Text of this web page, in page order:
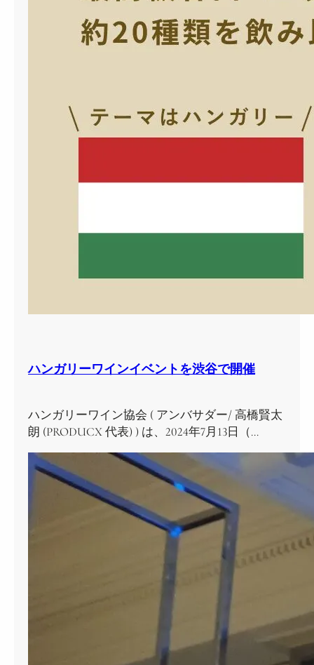
ハンガリーワインイベントを渋谷で開催
ハンガリーワイン協会 ( アンバサダー/ 高橋賢太
朗 (PRODUCX 代表) ) は、2024年7月13日（…